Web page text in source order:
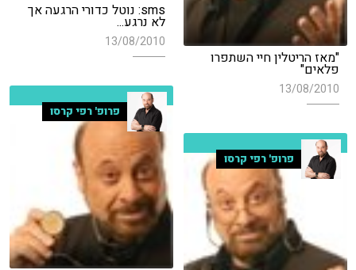
sms: נוטל כדורי הרגעה אך
לא נרגע...
13/08/2010
"מאז הריטלין חיי השתפרו
פלאים"
13/08/2010
פרופ' רפי קרסו
פרופ' רפי קרסו